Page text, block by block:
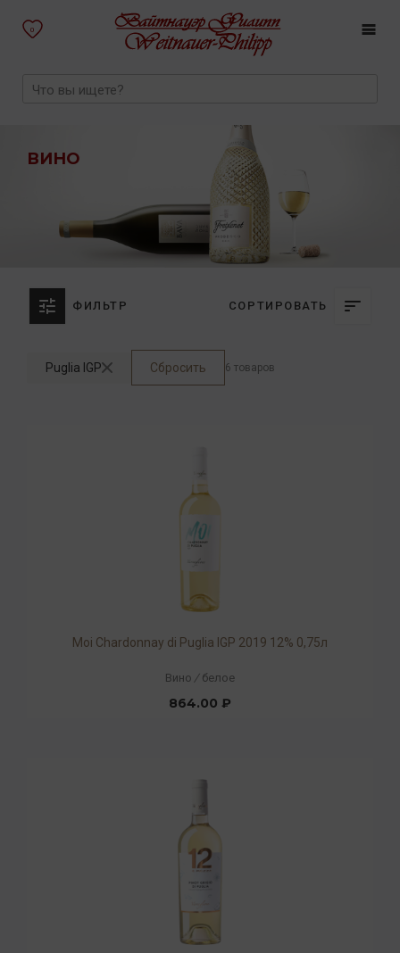
0
ВИНО
ФИЛЬТР СОРТИРОВАТЬ
Puglia IGP Сбросить 6 товаров
Moi Chardonnay di Puglia IGP 2019 12% 0,75л
Вино / белое
864.00 ₽